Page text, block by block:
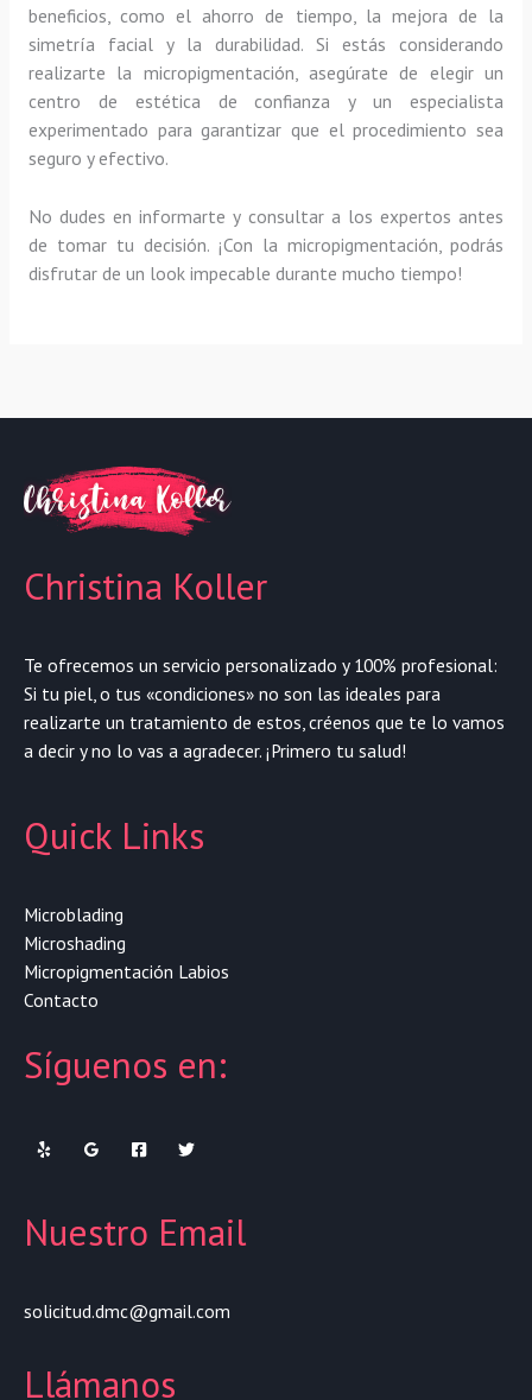
beneficios, como el ahorro de tiempo, la mejora de la
simetría facial y la durabilidad. Si estás considerando
realizarte la micropigmentación, asegúrate de elegir un
centro de estética de confianza y un especialista
experimentado para garantizar que el procedimiento sea
seguro y efectivo.
No dudes en informarte y consultar a los expertos antes
de tomar tu decisión. ¡Con la micropigmentación, podrás
disfrutar de un look impecable durante mucho tiempo!
Christina Koller
Te ofrecemos un servicio personalizado y 100% profesional:
Si tu piel, o tus «condiciones» no son las ideales para
realizarte un tratamiento de estos, créenos que te lo vamos
a decir y no lo vas a agradecer. ¡Primero tu salud!
Quick Links
Microblading
Microshading
Micropigmentación Labios
Contacto
Síguenos en:
Nuestro Email
solicitud.dmc@gmail.com
Llámanos